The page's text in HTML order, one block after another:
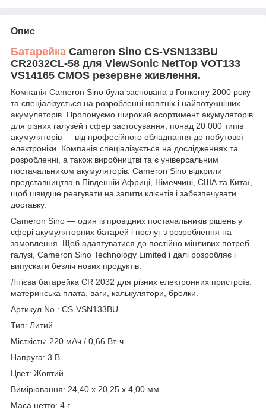
Опис
Батарейка Cameron Sino CS-VSN133BU
CR2032CL-58 для ViewSonic NetTop VOT133
VS14165 CMOS резервне живлення.
Компанія Cameron Sino була заснована в Гонконгу 2000 року
та спеціалізується на розробленні новітніх і найпотужніших
акумуляторів. Пропонуємо широкий асортимент акумуляторів
для різних галузей і сфер застосування, понад 20 000 типів
акумуляторів — від професійного обладнання до побутової
електроніки. Компанія спеціалізується на дослідженнях та
розробленні, а також виробництві та є універсальним
постачальником акумуляторів. Cameron Sino відкрили
представництва в Південній Африці, Німеччині, США та Китаї,
щоб швидше реагувати на запити клієнтів і забезпечувати
доставку.
Cameron Sino — один із провідних постачальників рішень у
сфері акумуляторних батарей і послуг з розроблення на
замовлення. Щоб адаптуватися до постійно мінливих потреб
галузі, Cameron Sino Technology Limited і далі розробляє і
випускати безліч нових продуктів.
Літієва батарейка CR 2032 для різних електронних пристроїв:
материнська плата, ваги, калькулятори, брелки.
Артикул No.: CS-VSN133BU
Тип: Литий
Місткість: 220 мАч / 0,66 Вт·ч
Напруга: 3 В
Цвет: Жовтий
Вимірювання: 24,40 x 20,25 x 4,00 мм
Маса нетто: 4 г